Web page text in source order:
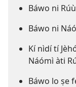
Báwo ni
Báwo ni
Kí nìdí tí
Náómì àti
Báwo lo ṣe